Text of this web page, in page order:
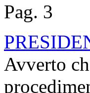
Pag. 3
Avverto